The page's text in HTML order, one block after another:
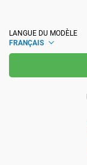
AS9100
Automobile
LANGUE DU MODÈLE
FRANÇAIS